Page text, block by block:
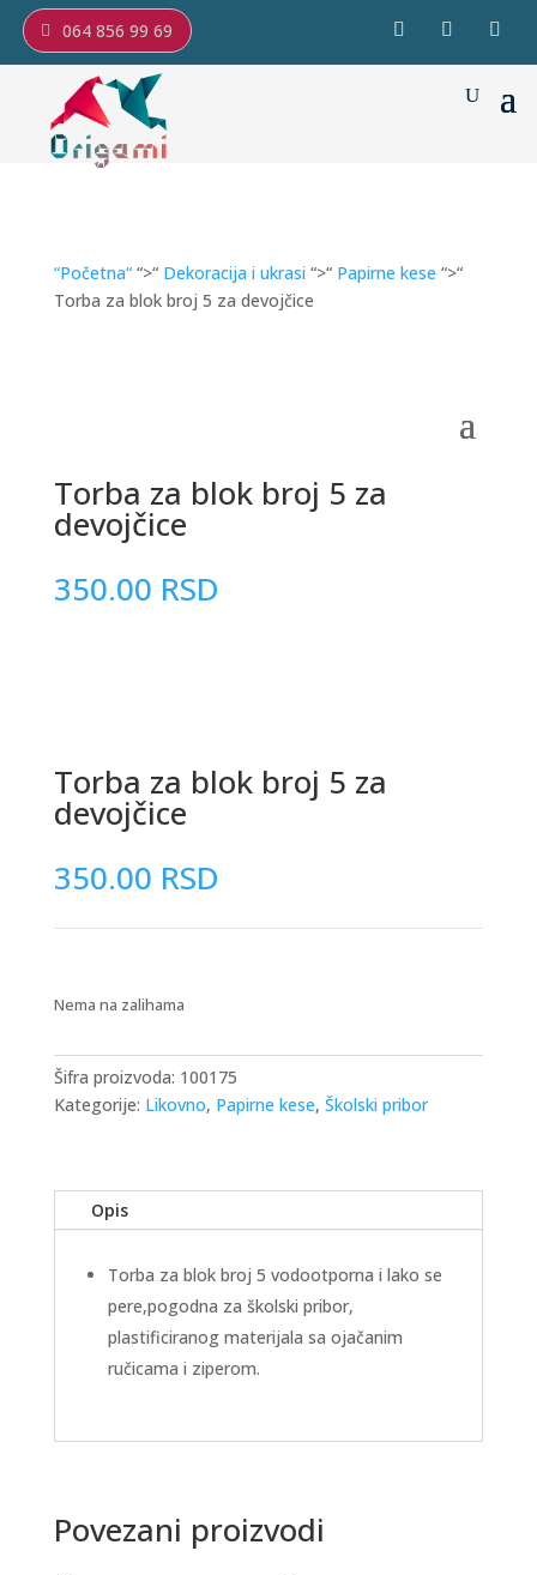
064 856 99 69
“Početna““>“ Dekoracija i ukrasi “>“ Papirne kese “>“
Torba za blok broj 5 za devojčice
Torba za blok broj 5 za
devojčice
350.00 RSD
Torba za blok broj 5 za
devojčice
350.00 RSD
Nema na zalihama
Šifra proizvoda: 100175
Kategorije: Likovno, Papirne kese, Školski pribor
Opis
Torba za blok broj 5 vodootporna i lako se
pere,pogodna za školski pribor,
plastificiranog materijala sa ojačanim
ručicama i ziperom.
Povezani proizvodi